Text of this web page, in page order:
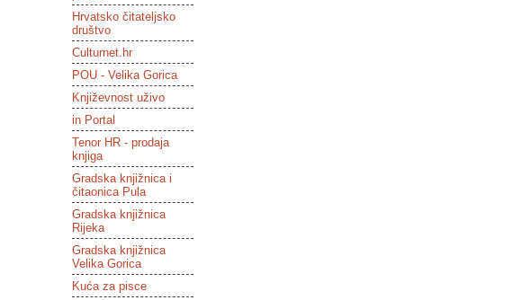
Hrvatsko čitateljsko
društvo
Culturnet.hr
POU - Velika Gorica
Književnost uživo
in Portal
Tenor HR - prodaja
knjiga
Gradska knjižnica i
čitaonica Pula
Gradska knjižnica
Rijeka
Gradska knjižnica
Velika Gorica
Kuća za pisce